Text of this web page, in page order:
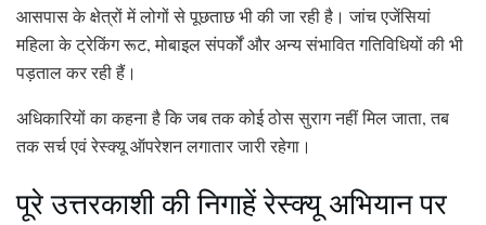
आसपास के क्षेत्रों में लोगों से पूछताछ भी की जा रही है। जांच एजेंसियां
महिला के ट्रेकिंग रूट, मोबाइल संपर्कों और अन्य संभावित गतिविधियों की भी
पड़ताल कर रही हैं।
अधिकारियों का कहना है कि जब तक कोई ठोस सुराग नहीं मिल जाता, तब
तक सर्च एवं रेस्क्यू ऑपरेशन लगातार जारी रहेगा।
पूरे उत्तरकाशी की निगाहें रेस्क्यू अभियान पर